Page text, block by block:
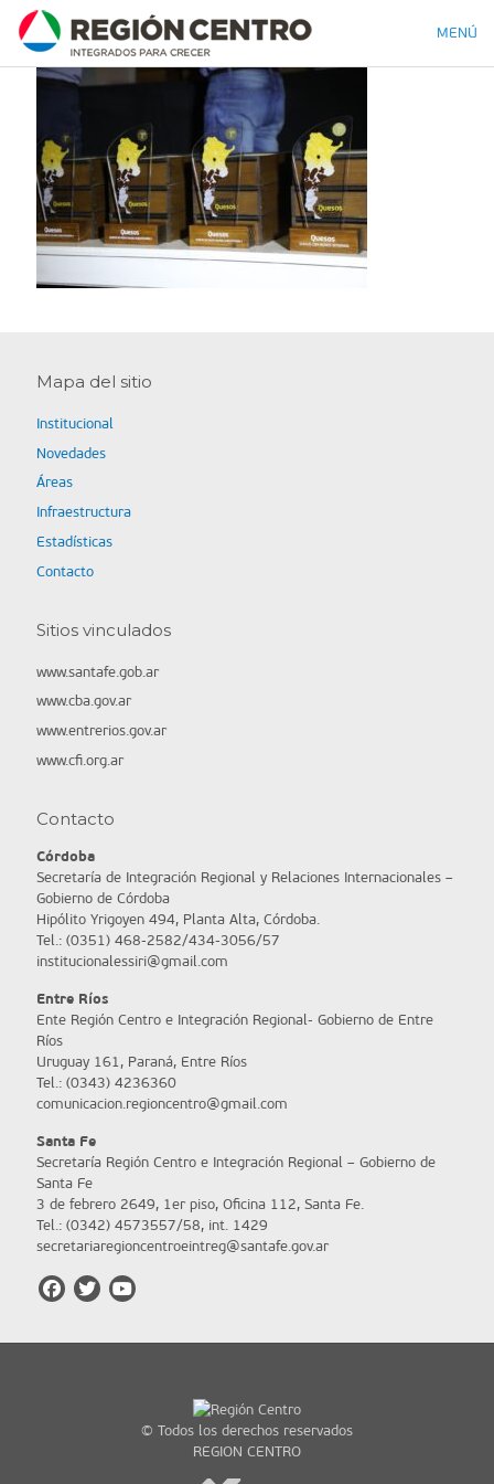
MENÚ
Mapa del sitio
Institucional
Novedades
Áreas
Infraestructura
Estadísticas
Contacto
Sitios vinculados
www.santafe.gob.ar
www.cba.gov.ar
www.entrerios.gov.ar
www.cfi.org.ar
Contacto
Córdoba
Secretaría de Integración Regional y Relaciones Internacionales –
Gobierno de Córdoba
Hipólito Yrigoyen 494, Planta Alta, Córdoba.
Tel.: (0351) 468-2582/434-3056/57
institucionalessiri@gmail.com
Entre Ríos
Ente Región Centro e Integración Regional- Gobierno de Entre
Ríos
Uruguay 161, Paraná, Entre Ríos
Tel.: (0343) 4236360
comunicacion.regioncentro@gmail.com
Santa Fe
Secretaría Región Centro e Integración Regional – Gobierno de
Santa Fe
3 de febrero 2649, 1er piso, Oficina 112, Santa Fe.
Tel.: (0342) 4573557/58, int. 1429
secretariaregioncentroeintreg@santafe.gov.ar
© Todos los derechos reservados
REGION CENTRO